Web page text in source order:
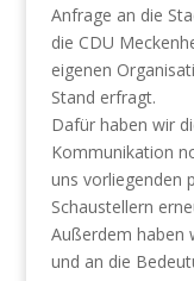
Anfrage an die
die CDU
eigenen
Stand erfragt.
Dafür haben wir
Kommunikation
uns vorliegenden
Schaustellern
Außerdem haben
und an die